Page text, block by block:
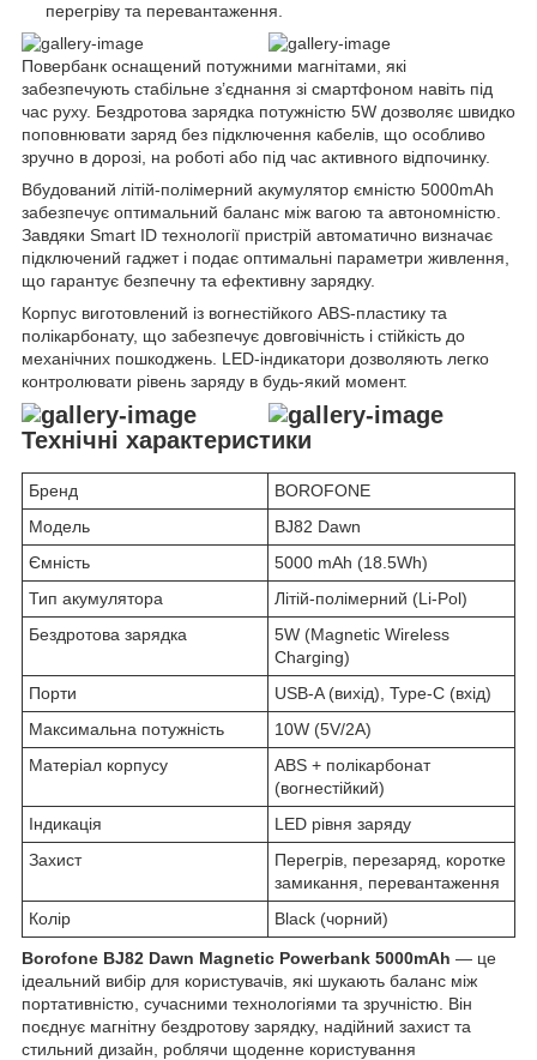
перегріву та перевантаження.
Повербанк оснащений потужними магнітами, які
забезпечують стабільне з’єднання зі смартфоном навіть під
час руху. Бездротова зарядка потужністю 5W дозволяє швидко
поповнювати заряд без підключення кабелів, що особливо
зручно в дорозі, на роботі або під час активного відпочинку.
Вбудований літій-полімерний акумулятор ємністю 5000mAh
забезпечує оптимальний баланс між вагою та автономністю.
Завдяки Smart ID технології пристрій автоматично визначає
підключений гаджет і подає оптимальні параметри живлення,
що гарантує безпечну та ефективну зарядку.
Корпус виготовлений із вогнестійкого ABS-пластику та
полікарбонату, що забезпечує довговічність і стійкість до
механічних пошкоджень. LED-індикатори дозволяють легко
контролювати рівень заряду в будь-який момент.
Технічні характеристики
Бренд
BOROFONE
Модель
BJ82 Dawn
Ємність
5000 mAh (18.5Wh)
Тип акумулятора
Літій-полімерний (Li-Pol)
Бездротова зарядка
5W (Magnetic Wireless
Charging)
Порти
USB-A (вихід), Type-C (вхід)
Максимальна потужність
10W (5V/2A)
Матеріал корпусу
ABS + полікарбонат
(вогнестійкий)
Індикація
LED рівня заряду
Захист
Перегрів, перезаряд, коротке
замикання, перевантаження
Колір
Black (чорний)
Borofone BJ82 Dawn Magnetic Powerbank 5000mAh — це
ідеальний вибір для користувачів, які шукають баланс між
портативністю, сучасними технологіями та зручністю. Він
поєднує магнітну бездротову зарядку, надійний захист та
стильний дизайн, роблячи щоденне користування